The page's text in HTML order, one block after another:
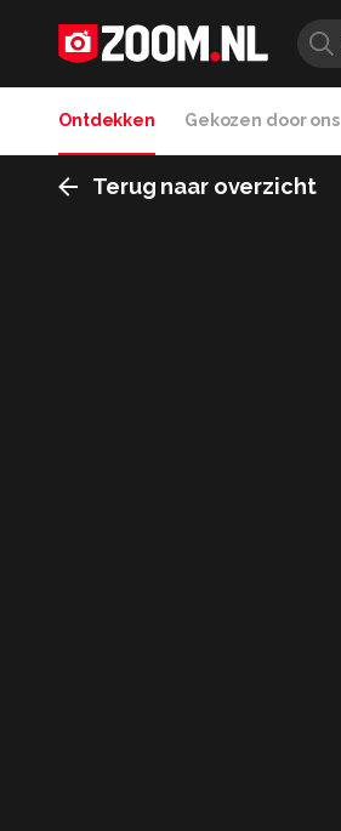
Ontdekken Gekozen door ons
Terug naar overzicht